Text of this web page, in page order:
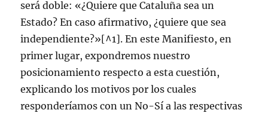
será doble: «¿Quiere que Cataluña sea un
Estado? En caso afirmativo, ¿quiere que sea
independiente?»[^1]. En este Manifiesto, en
primer lugar, expondremos nuestro
posicionamiento respecto a esta cuestión,
explicando los motivos por los cuales
responderíamos con un No-Sí a las respectivas